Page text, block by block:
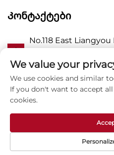
Კონტაქტები
Ა
No.118 East
Wanquan Town,
Zhejiang P.R. China
P 8615988795434
Copyright © Zhejiang
We value your
We use cookies and similar
If you don't want to accept
cookies.